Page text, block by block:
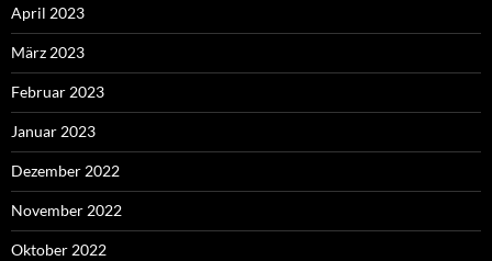
April 2023
März 2023
Februar 2023
Januar 2023
Dezember 2022
November 2022
Oktober 2022